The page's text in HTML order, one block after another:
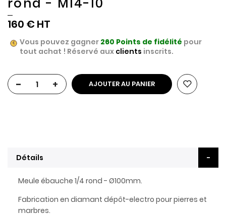
160 €
Vous pouvez gagner 260 Points de fidélité pour
tout achat ! Réservé aux clients inscrits.
- + AJOUTER AU PANIER
Détails
Meule ébauche 1/4 rond - Ø100mm.
Fabrication en diamant dépôt-electro pour pierres et
marbres.